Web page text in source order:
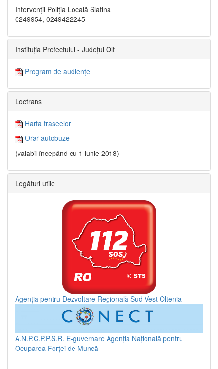
Intervenții Poliția Locală Slatina
0249954, 0249422245
Instituția Prefectului - Județul Olt
Program de audiențe
Loctrans
Harta traseelor
Orar autobuze
(valabil începând cu 1 iunie 2018)
Legături utile
Agenția pentru Dezvoltare Regională Sud-Vest Oltenia
A.N.P.C.P.P.S.R. E-guvernare Agenția Națională pentru
Ocuparea Forței de Muncă